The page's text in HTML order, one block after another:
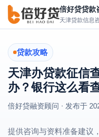
倍好贷贷款
天津贷款信息
贷款攻略
天津办贷款征信
办？银行这么看
倍好贷融资顾问 · 发布于
提供咨询与资料准备建议